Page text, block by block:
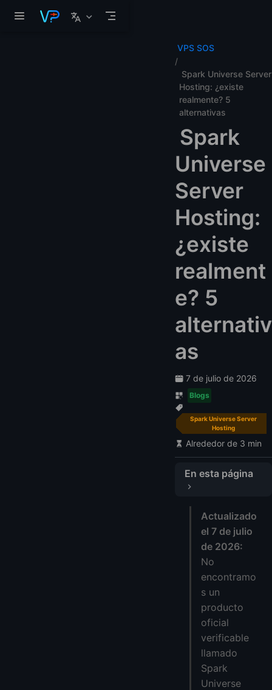
VPS SOS
Spark Universe Server
Hosting: ¿existe
realmente? 5
alternativas
Spark
Universe
Server
Hosting:
¿existe
realment
e? 5
alternativ
as
7 de julio de 2026
Blogs
Spark Universe Server
Hosting
Alrededor de 3 min
En esta página
💸 Precios (2026)
Actualizado
el 7 de julio
de 2026:
No
encontramo
s un
producto
oficial
verificable
llamado
Spark
Universe